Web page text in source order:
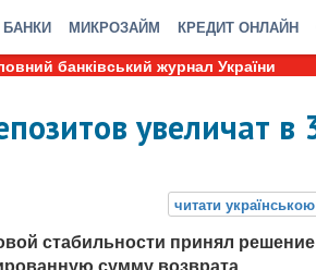
БАНКИ МИКРОЗАЙМ КРЕДИТ ОНЛАЙН
банківський журнал України
увеличат в
стабильности принял решение